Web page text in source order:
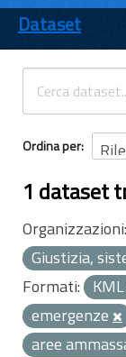
ENTI
TEMI
INFORMAZIONI
Dataset
Ordina per
1 dataset
Organizzazioni:
Giustizia,
Formati: KML
emergenze
aree